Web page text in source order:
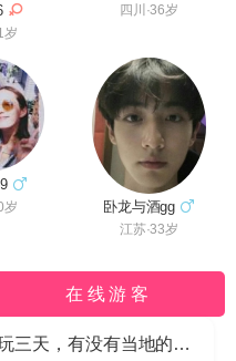
岁
四川·36岁
岁 卧龙与酒gg
江苏·33岁
在 线 游 客
国庆节去青岛玩三天，有没有当地的导游私信我哈